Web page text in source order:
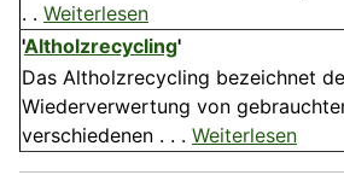
. . Weiterlesen
'Altholzrecycling'
Das Altholzrecycling bezeichnet
Wiederverwertung von
verschiedenen . . . Weiterlesen